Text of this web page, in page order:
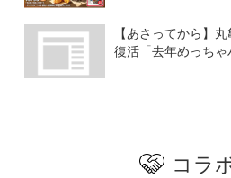
【あさってから】
復活「去年めっち
コラ